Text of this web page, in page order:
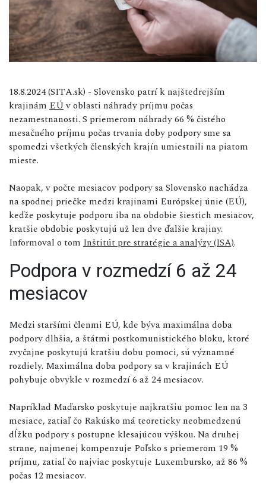
18.8.2024 (SITA.sk) - Slovensko patrí k najštedrejším
krajinám EÚv oblasti náhrady príjmu počas
nezamestnanosti. S priemerom náhrady 66 % čistého
mesačného príjmu počas trvania doby podpory sme sa
spomedzi všetkých členských krajín umiestnili na piatom
mieste.
Naopak, v počte mesiacov podpory sa Slovensko nachádza
na spodnej priečke medzi krajinami Európskej únie (EÚ),
keďže poskytuje podporu iba na obdobie šiestich mesiacov,
kratšie obdobie poskytujú už len dve ďalšie krajiny.
Informoval o tom Inštitút pre stratégie a analýzy (ISA).
Podpora v rozmedzí 6 až 24
mesiacov
Medzi staršími členmi EÚ, kde býva maximálna doba
podpory dlhšia, a štátmi postkomunistického bloku, ktoré
zvyčajne poskytujú kratšiu dobu pomoci, sú významné
rozdiely. Maximálna doba podpory sa v krajinách EÚ
pohybuje obvykle v rozmedzí 6 až 24 mesiacov.
Napríklad Maďarsko poskytuje najkratšiu pomoc len na 3
mesiace, zatiaľ čo Rakúsko má teoreticky neobmedzenú
dĺžku podpory s postupne klesajúcou výškou. Na druhej
strane, najmenej kompenzuje Poľsko s priemerom 19 %
príjmu, zatiaľ čo najviac poskytuje Luxembursko, až 86 %
počas 12 mesiacov.